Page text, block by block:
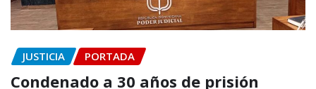
JUSTICIA PORTADA
Condenado a 30 años de prisión